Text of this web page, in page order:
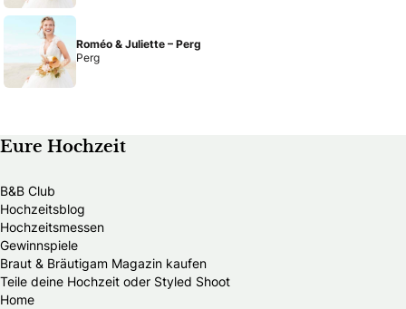
Roméo & Juliette – Perg
Perg
Eure Hochzeit
B&B Club
Hochzeitsblog
Hochzeitsmessen
Gewinnspiele
Braut & Bräutigam Magazin kaufen
Teile deine Hochzeit oder Styled Shoot
Home